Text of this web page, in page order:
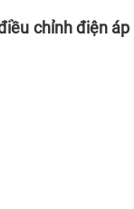
chỉnh điện